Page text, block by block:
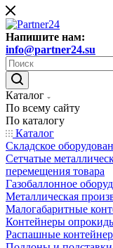
Напишите нам:
info@partner24.su
Каталог
По всему сайту
По каталогу
Каталог
Складское
Сетчатые
перемещения товара
Газобаллонное
Металлическая
Малогабаритные
Контейнеры
Распашные